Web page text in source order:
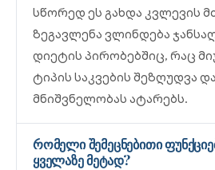
სწორედ ეს გახდა კვლევის
ზეგავლენა ვლინდება
დიეტის პირობებშიც, რაც
ტიპის საკვების შეზღუდვა
მნიშვნელობას ატარებს.
რომელი შემეცნებითი
ყველაზე მეტად?